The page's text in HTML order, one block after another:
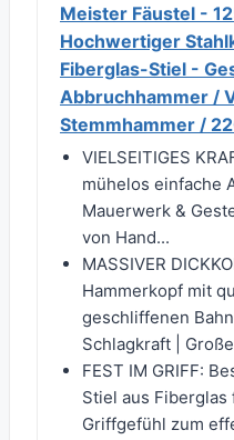
Meister Fäustel -
Hochwertiger
Fiberglas-Stiel -
Abbruchhammer /
Stemmhammer /
VIELSEITIGES
mühelos einfache
Mauerwerk &
von Hand...
MASSIVER
Hammerkopf mit
geschliffenen
Schlagkraft |
FEST IM GRIFF:
Stiel aus
Griffgefühl zum